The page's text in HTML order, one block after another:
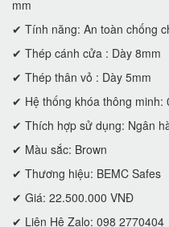
mm
✔ Tính năng: An toàn chống
✔ Thép cánh cửa : Dày 8mm
✔ Thép thân vỏ : Dày 5mm
✔ Hệ thống khóa thông minh:
✔ Thích hợp sử dụng: Ngân
✔ Màu sắc: Brown
✔ Thương hiệu: BEMC Safes
✔ Giá: 22.500.000 VNĐ
✔ Liên Hệ Zalo: 098 2770404